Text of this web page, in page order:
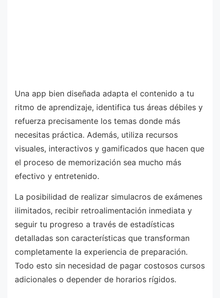
Una app bien diseñada adapta el contenido a tu
ritmo de aprendizaje, identifica tus áreas débiles y
refuerza precisamente los temas donde más
necesitas práctica. Además, utiliza recursos
visuales, interactivos y gamificados que hacen que
el proceso de memorización sea mucho más
efectivo y entretenido.
La posibilidad de realizar simulacros de exámenes
ilimitados, recibir retroalimentación inmediata y
seguir tu progreso a través de estadísticas
detalladas son características que transforman
completamente la experiencia de preparación.
Todo esto sin necesidad de pagar costosos cursos
adicionales o depender de horarios rígidos.